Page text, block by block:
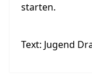
starten.
Text: Jugend